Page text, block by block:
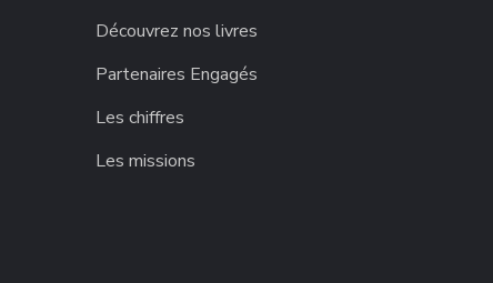
Découvrez nos livres
Partenaires Engagés
Les chiffres
Les missions